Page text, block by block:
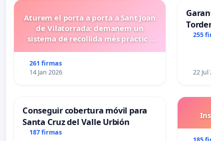
Aturem el porta a porta a Sant Joan
de Vilatorrada: demanem un
sistema de recollida més pràctic i
261 firmas
14 Jan 2026
255
22 Jul
Conseguir cobertura móvil para
Santa Cruz del Valle Urbión
187 firmas